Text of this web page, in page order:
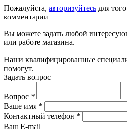
Пожалуйста, авторизуйтесь для
комментарии
Вы можете задать любой
или работе магазина.
Наши квалифицированные
помогут.
Задать вопрос
Вопрос *
Ваше имя *
Контактный телефон *
Ваш E-mail